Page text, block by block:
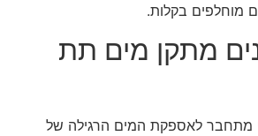
מוחלפים בקלות.
מתקן מים תת
מתחבר לאספקת המים הרגילה של